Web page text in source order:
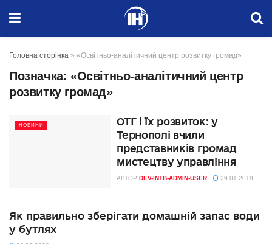
Головна сторінка » «Освітньо-аналітичний центр розвитку громад»
Позначка: «Освітньо-аналітичний центр
розвитку громад»
НОВИНИ
ОТГ і їх розвиток: у
Тернополі вчили
представників громад
мистецтву управління
АВТОР DEV-INTB-ADMIN-USER 29.01.2018
Як правильно зберігати домашній запас води
у бутлях